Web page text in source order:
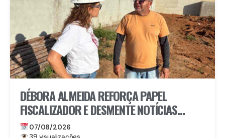
DÉBORA ALMEIDA REFORÇA PAPEL
FISCALIZADOR E DESMENTE NOTÍCIAS
FALSAS SOBRE OBRA DO CORPO DE
07/08/2026